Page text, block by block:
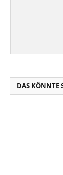
DAS KÖNNTE